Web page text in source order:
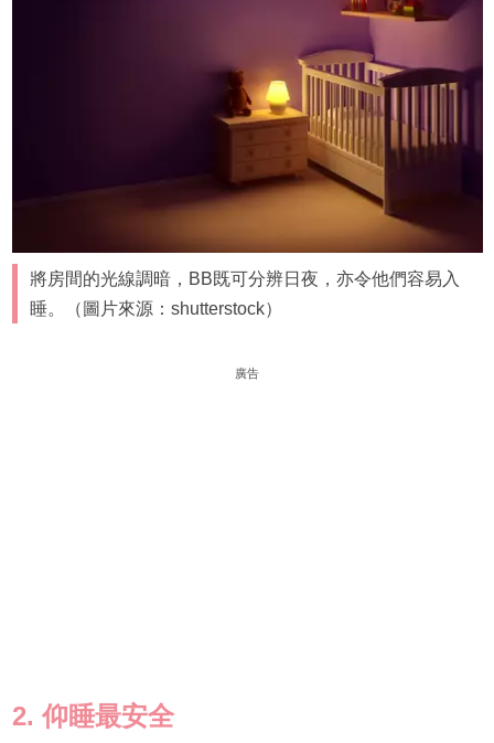
將房間的光線調暗，BB既可分辨日夜，亦令他們容易入
睡。（圖片來源：shutterstock）
廣告
2. 仰睡最安全